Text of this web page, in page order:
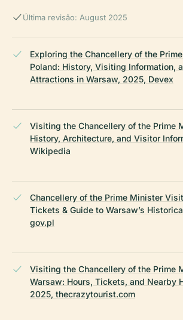
Última revisão: August 2025
Exploring the Chancellery of the
Poland: History, Visiting Information,
Attractions in Warsaw, 2025, Devex
Visiting the Chancellery of the Prime
History, Architecture, and Visitor
Wikipedia
Chancellery of the Prime Minister
Tickets & Guide to Warsaw’s
gov.pl
Visiting the Chancellery of the Prime
Warsaw: Hours, Tickets, and Nearby
2025, thecrazytourist.com